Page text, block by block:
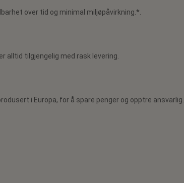
over tid og minimal miljøpåvirkning.*.
alltid tilgjengelig med rask levering.
i Europa, for å spare penger og opptre ansvarlig.